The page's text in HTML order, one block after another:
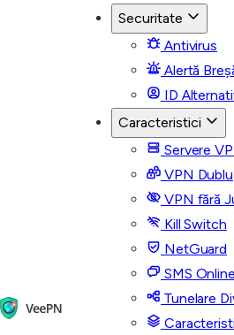
Securitate
Antivirus
Alertă
ID
Caracteristici
Servere
VPN Dublu
VPN fără
Kill Switch
NetGuard
SMS Online
Tunelare